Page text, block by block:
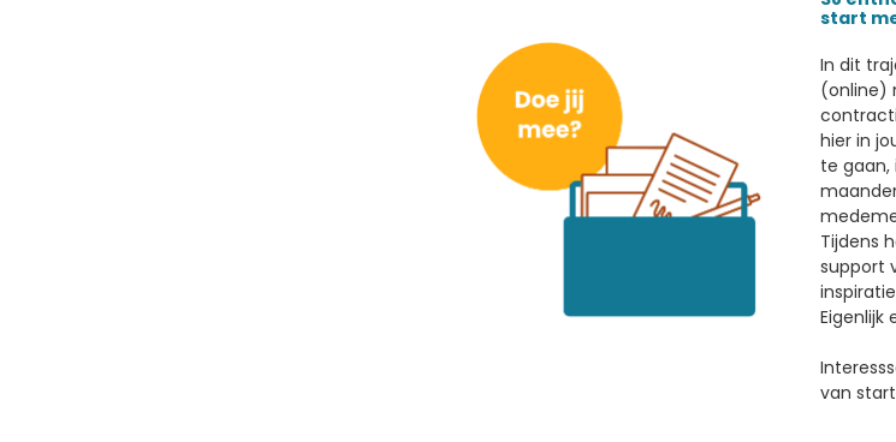
start
In dit
(online)
hier in
te gaan,
Tijdens
support
van